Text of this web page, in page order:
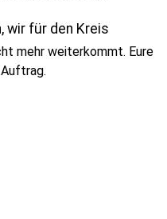
wir für den Kreis
mehr weiterkommt. Eure